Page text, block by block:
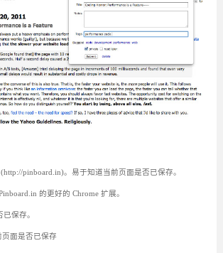
pinboard.in)。易于知道当前页面是否已保存。
的更好的 Chrome 扩展。
保存。
面是否已保存